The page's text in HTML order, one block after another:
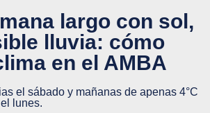
largo con sol,
lluvia: cómo
en el AMBA
el sábado y mañanas de apenas 4°C
lunes.